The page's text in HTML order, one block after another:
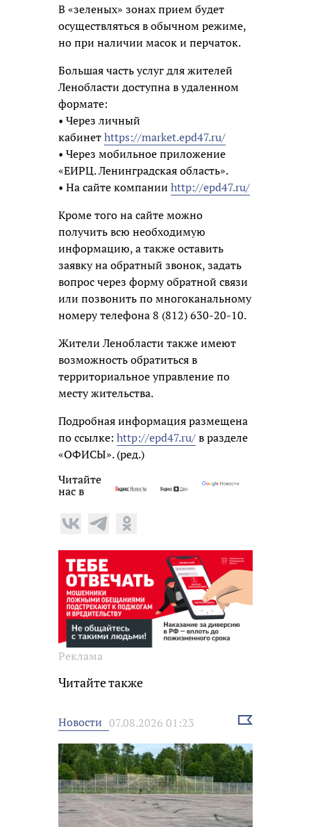
В «зеленых» зонах прием будет
осуществляться в обычном режиме,
но при наличии масок и перчаток.
Большая часть услуг для жителей
Ленобласти доступна в удаленном
формате:
• Через личный
кабинетhttps://market.epd47.ru/
• Через мобильное приложение
«ЕИРЦ. Ленинградская область».
• На сайте компании http://epd47.ru/
Кроме того на сайте можно
получить всю необходимую
информацию, а также оставить
заявку на обратный звонок, задать
вопрос через форму обратной связи
или позвонить по многоканальному
номеру телефона 8 (812) 630-20-10.
Жители Ленобласти также имеют
возможность обратиться в
территориальное управление по
месту жительства.
Подробная информация размещена
по ссылке: http://epd47.ru/в разделе
«ОФИСЫ». (ред.)
Читайте
нас в
Реклама
Читайте также
Новости 07.08.2026 01:23
Выбрать